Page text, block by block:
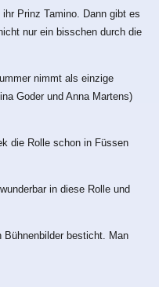
Prinz Tamino. Dann gibt es
nur ein bisschen durch die
nimmt als einzige
Goder und Anna Martens)
die Rolle schon in Füssen
in diese Rolle und
Bühnenbilder besticht. Man